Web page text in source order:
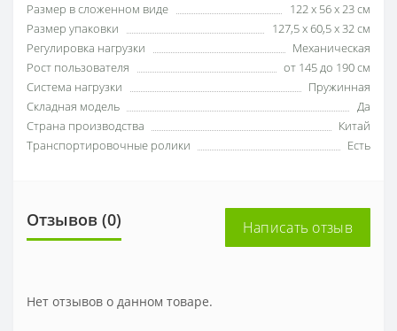
Размер в сложенном виде
122 х 56 х 23 см
Размер упаковки
127,5 х 60,5 х 32 см
Регулировка нагрузки
Механическая
Рост пользователя
от 145 до 190 см
Система нагрузки
Пружинная
Складная модель
Да
Страна производства
Китай
Транспортировочные ролики
Есть
Отзывов (0) Написать отзыв
Нет отзывов о данном товаре.